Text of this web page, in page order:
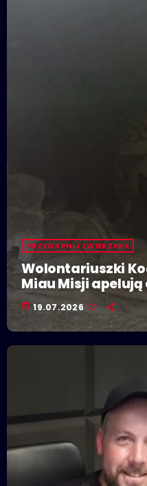
PRZYGARNIJ ZWIERZAKA
Wolontariuszki
Miau Misji
today 19.07.2026